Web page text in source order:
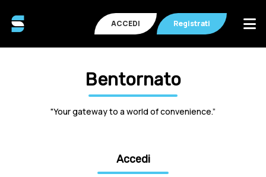
ACCEDI Registrati
Bentornato
"Your gateway to a world of convenience.”
Accedi